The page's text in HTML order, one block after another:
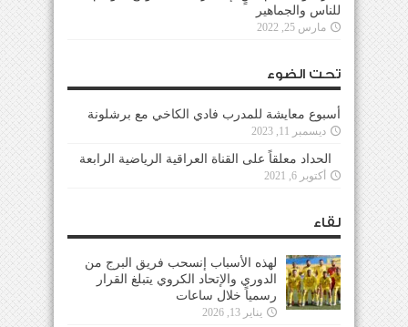
للناس والجماهير
مارس 25, 2022
تحت الضوء
أسبوع معايشة للمدرب فادي الكاخي مع برشلونة
ديسمبر 11, 2023
الحداد معلقاً على القناة العراقية الرياضية الرابعة
أكتوبر 6, 2021
لقاء
لهذه الأسباب إنسحب فريق البرج من
الدوري والإتحاد الكروي يتبلغ القرار
رسمياً خلال ساعات
يناير 13, 2026